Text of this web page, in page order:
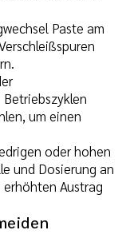
Paste am
um einen
oder hohen
und Dosierung an
Austrag